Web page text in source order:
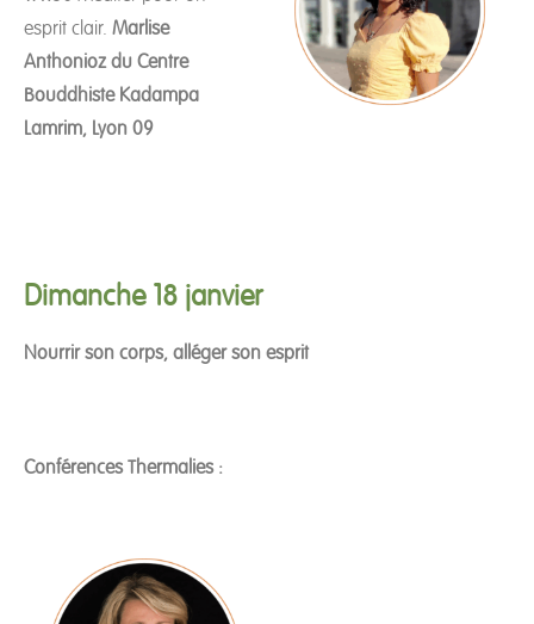
esprit clair. Marlise
Anthonioz du Centre
Bouddhiste Kadampa
Lamrim, Lyon 09
Dimanche 18 janvier
Nourrir son corps, alléger son esprit
Conférences Thermalies :